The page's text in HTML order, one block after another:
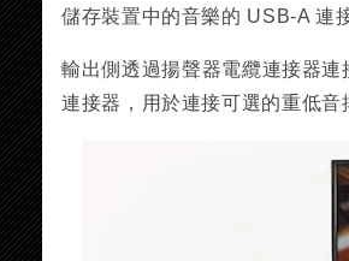
儲存裝置中的音樂的 USB-A 連
輸出側透過揚聲器電纜連接器
連接器，用於連接可選的重低音